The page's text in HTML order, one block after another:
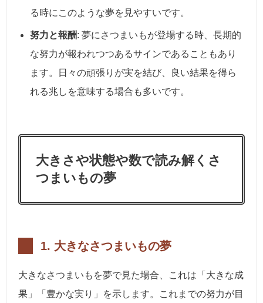
る時にこのような夢を見やすいです。
努力と報酬: 夢にさつまいもが登場する時、長期的
な努力が報われつつあるサインであることもあり
ます。日々の頑張りが実を結び、良い結果を得ら
れる兆しを意味する場合も多いです。
大きさや状態や数で読み解くさ
つまいもの夢
1. 大きなさつまいもの夢
大きなさつまいもを夢で見た場合、これは「大きな成
果」「豊かな実り」を示します。これまでの努力が目